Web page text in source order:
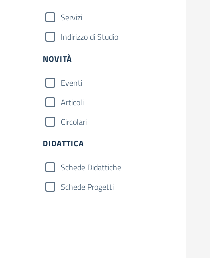
Servizi
Indirizzo di Studio
NOVITÀ
Eventi
Articoli
Circolari
DIDATTICA
Schede Didattiche
Schede Progetti